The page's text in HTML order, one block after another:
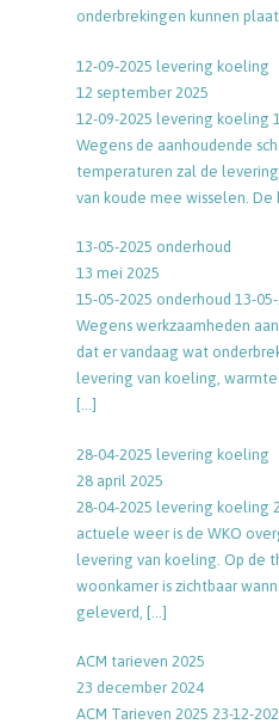
onderbrekingen kunnen
12-09-2025 levering koeling
12 september 2025
12-09-2025 levering koeling
Wegens de aanhoudende
temperaturen zal de
van koude mee wisselen. De
13-05-2025 onderhoud
13 mei 2025
15-05-2025 onderhoud 13-
Wegens werkzaamheden
dat er vandaag wat
levering van koeling,
[…]
28-04-2025 levering koeling
28 april 2025
28-04-2025 levering koeling
actuele weer is de WKO
levering van koeling. Op de
woonkamer is zichtbaar
geleverd, […]
ACM tarieven 2025
23 december 2024
ACM Tarieven 2025 23-12-